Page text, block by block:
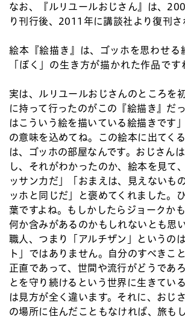
なお、『ルリユールおじさん』は、
り刊行後、2011年に講談社より復刊さ
絵本『絵描き』は、ゴッホを思わせる
「ぼく」の生き方が描かれた作品です
実は、ルリユールおじさんのところを
に持って行ったのがこの『絵描き』だ
はこういう絵を描いている絵描きです
の意味を込めてね。この絵本に出てく
は、ゴッホの部屋なんです。おじさん
し、それがわかったのか、絵本を見て
ッサン力だ」「おまえは、見えないも
ッホと同じだ」と褒めてくれました。
葉ですよね。もしかしたらジョークか
何か含みがあるのかもしれないとも思
職人、つまり「アルチザン」というの
ト」ではありません。自分のすべきこ
正直であって、世間や流行がどうであ
とを守り続けるという世界に生きてい
は見方が全く違います。それに、おじ
の場所に住んだこともなければ、旅も